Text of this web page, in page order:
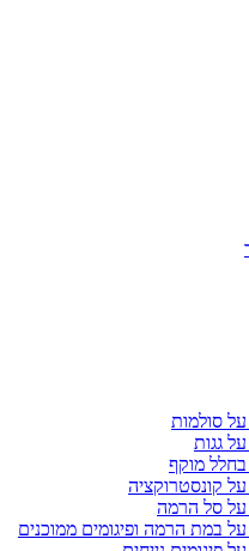
סולמות
גגות
מוקף
קונסטרוקציה
על סל הרמה
במת הרמה ופיגומים ממוכנים